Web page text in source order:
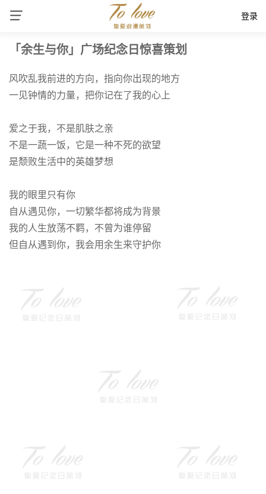
登录
「余生与你」广场纪念日惊喜策划
风吹乱我前进的方向，指向你出现的地方
一见钟情的力量，把你记在了我的心上
爱之于我，不是肌肤之亲
不是一蔬一饭，它是一种不死的欲望
是颓败生活中的英雄梦想
我的眼里只有你
自从遇见你，一切繁华都将成为背景
我的人生放荡不羁，不曾为谁停留
但自从遇到你，我会用余生来守护你